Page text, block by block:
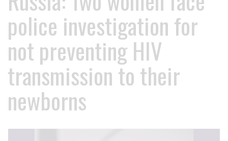
police investigation for
not preventing HIV
transmission to their
newborns